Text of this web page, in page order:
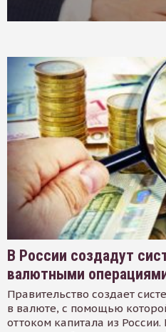
В России создадут
валютными
Правительство создает
в валюте, с помощью
оттоком капитала из